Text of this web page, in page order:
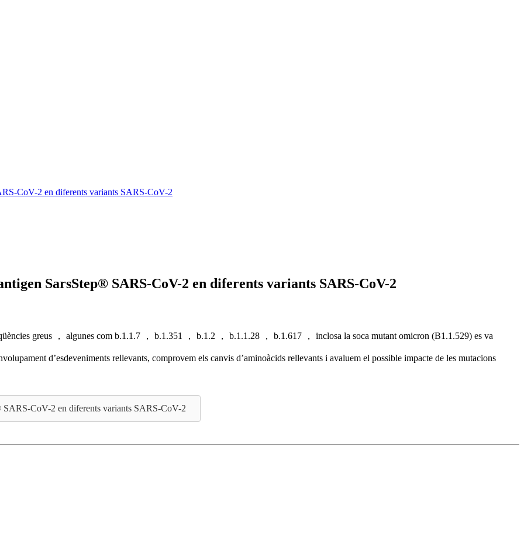
CoV-2 en diferents variants SARS-CoV-2
SarsStep® SARS-CoV-2 en diferents variants SARS-CoV-2
greus ， algunes com b.1.1.7 ， b.1.351 ， b.1.2 ， b.1.1.28 ， b.1.617 ， inclosa la soca mutant omicron (B1.1.529) es va
d’esdeveniments rellevants, comprovem els canvis d’aminoàcids rellevants i avaluem el possible impacte de les mutacions
SARS-CoV-2 en diferents variants SARS-CoV-2